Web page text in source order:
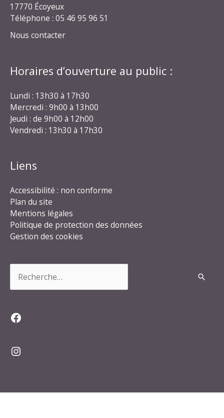
17770 Écoyeux
Téléphone : 05 46 95 96 51
Nous contacter
Horaires d’ouverture au public :
Lundi : 13h30 à 17h30
Mercredi : 9h00 à 13h00
Jeudi : de 9h00 à 12h00
Vendredi : 13h30 à 17h30
Liens
Accessibilité : non conforme
Plan du site
Mentions légales
Politique de protection des données
Gestion des cookies
Facebook
Instagram